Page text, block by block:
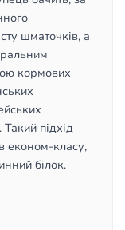
шматочків, а
кормових
підхід
економ-класу,
білок.